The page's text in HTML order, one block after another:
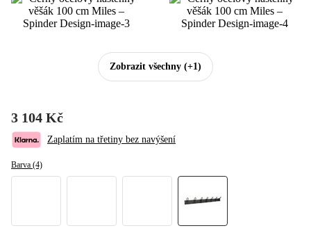
Zobrazit všechny (+1)
3 104 Kč
Zaplatím na třetiny bez navýšení
Barva (4)